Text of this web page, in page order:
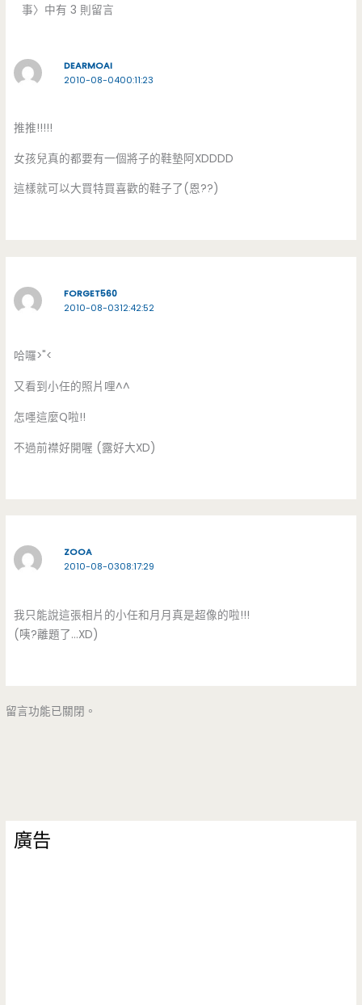
事〉中有 3 則留言
DEARMOAI
2010-08-0400:11:23
推推!!!!!
女孩兒真的都要有一個將子的鞋墊阿XDDDD
這樣就可以大買特買喜歡的鞋子了(恩??)
FORGET560
2010-08-0312:42:52
哈囉>"<
又看到小任的照片哩^^
怎嚜這麼Q啦!!
不過前襟好開喔 (露好大XD)
ZOOA
2010-08-0308:17:29
我只能說這張相片的小任和月月真是超像的啦!!!
(咦?離題了…XD)
留言功能已關閉。
廣告